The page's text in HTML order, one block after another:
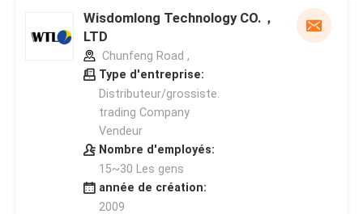
Wisdomlong Technology CO.，
LTD
Chunfeng Road ,
Type d'entreprise:
Distributeur/grossiste.
trading Company
Vendeur
Nombre d'employés:
15~30 Les gens
année de création:
2009